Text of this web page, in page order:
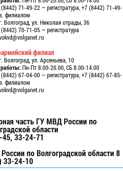
71-49-22 — регистратура, +7 (8442) 71-49-
филиалом
Волгоград, ул. Николая отрады, 36
70-71-05 — регистратура
филиал
Волгоград, ул. Арсеньева, 10
Пн-Пт 8.00-20.00, СБ 8.00-14.00
67-04-00 — регистратура, +7 (8442) 67-85-
филиалом
часть ГУ МВД России по
области
33-24-71
по Волгоградской области 8
33-24-10